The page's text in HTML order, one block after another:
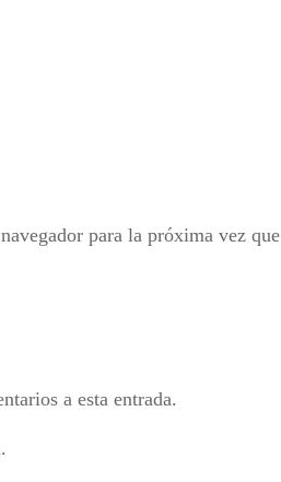
para la próxima vez que
a esta entrada.